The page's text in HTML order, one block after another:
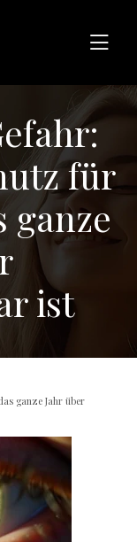
für
ganze
ist
ganze Jahr über